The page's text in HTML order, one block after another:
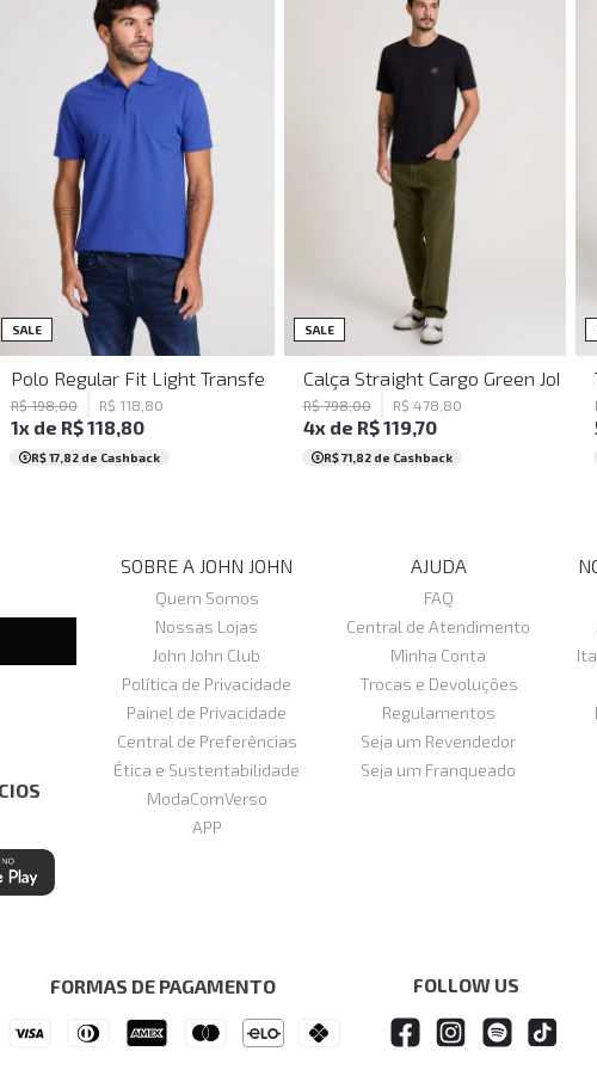
John Feminina
SALE P G GG
Polo Regular Fit Light Transfer Royal John John Masculina
R$ 198,00 R$ 118 80
1x de R$118,80
R$ 17,82de Cashback
SALE36 40 42
Calça Straight Cargo Green John
R$ 798,00 R$ 478 80
4x de R$119,70
R$ 71,82de Cashback
SOBRE A JOHN JOHN
Quem Somos
Nossas Lojas
John John Club
Política de Privacidade
Painel de Privacidade
Central de Preferências
Ética e Sustentabilidade
ModaComVerso
APP
AJUDA
FAQ
Central de Atendimento
Minha Conta
Trocas e Devoluções
Regulamentos
Seja um Revendedor
Seja um Franqueado
FORMAS DE PAGAMENTO FOLLOW US